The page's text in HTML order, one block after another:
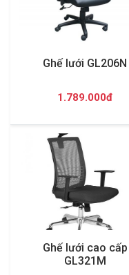
Ghế lưới GL206N
1.789.000đ
Ghế lưới cao cấp
GL321M